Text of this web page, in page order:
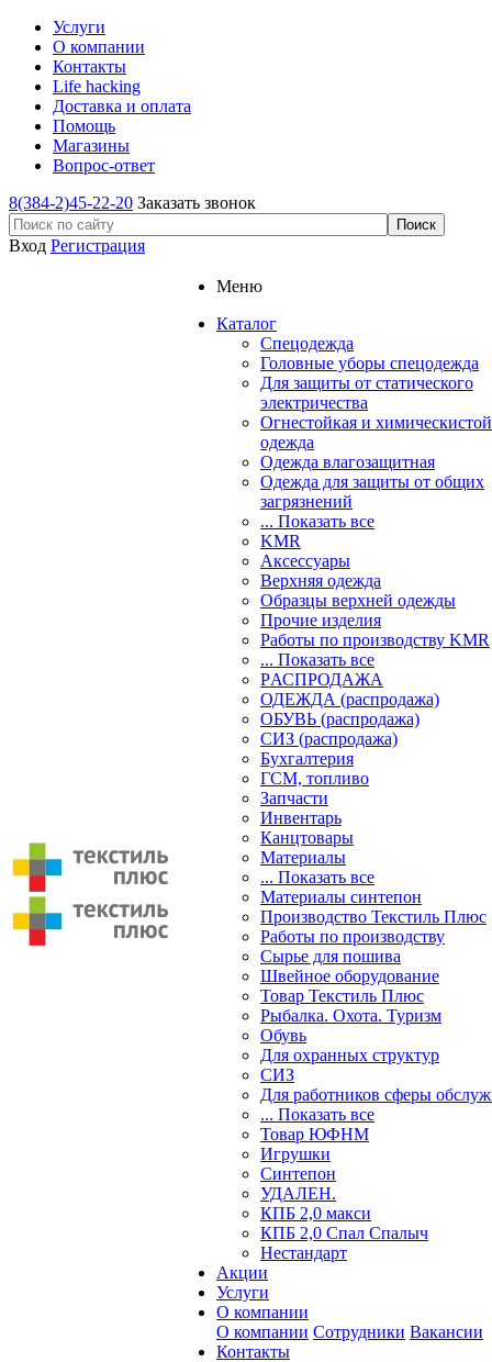
Услуги
О компании
Контакты
Life hacking
Доставка и оплата
Помощь
Магазины
Вопрос-ответ
8(384-2)45-22-20 Заказать звонок
Вход Регистрация
Меню
Каталог
Спецодежда
Головные уборы спецодежда
Для защиты от статического
электричества
Огнестойкая и
одежда
Одежда влагозащитная
Одежда для защиты от общих
загрязнений
... Показать все
KMR
Аксессуары
Верхняя одежда
Образцы верхней одежды
Прочие изделия
Работы по производству KMR
... Показать все
PАСПРОДАЖА
ОДЕЖДА (распродажа)
ОБУВЬ (распродажа)
СИЗ (распродажа)
Бухгалтерия
ГСМ, топливо
Запчасти
Инвентарь
Канцтовары
Материалы
... Показать все
Материалы синтепон
Производство Текстиль Плюс
Работы по производству
Сырье для пошива
Швейное оборудование
Товар Текстиль Плюс
Рыбалка. Охота. Туризм
Обувь
Для охранных структур
СИЗ
Для работников сферы
... Показать все
Товар ЮФНМ
Игрушки
Синтепон
УДАЛЕН.
КПБ 2,0 макси
КПБ 2,0 Спал Спалыч
Нестандарт
Акции
Услуги
О компании
О компании Сотрудники Вакансии
Контакты